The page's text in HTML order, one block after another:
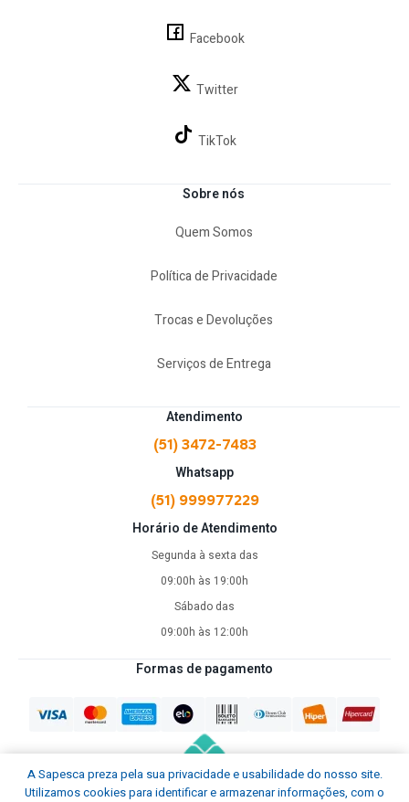
Atendimento
(51) 3472-7483
Whatsapp
(51) 999977229
Horário de Atendimento
Segunda à sexta das
09:00h às 19:00h
Sábado das
09:00h às 12:00h
Sobre nós
Quem Somos
Política de Privacidade
Trocas e Devoluções
Serviços de Entrega
Facebook
Twitter
TikTok
Formas de pagamento
A Sapesca preza pela sua privacidade e usabilidade do nosso site.
Utilizamos cookies para identificar e armazenar informações, com o